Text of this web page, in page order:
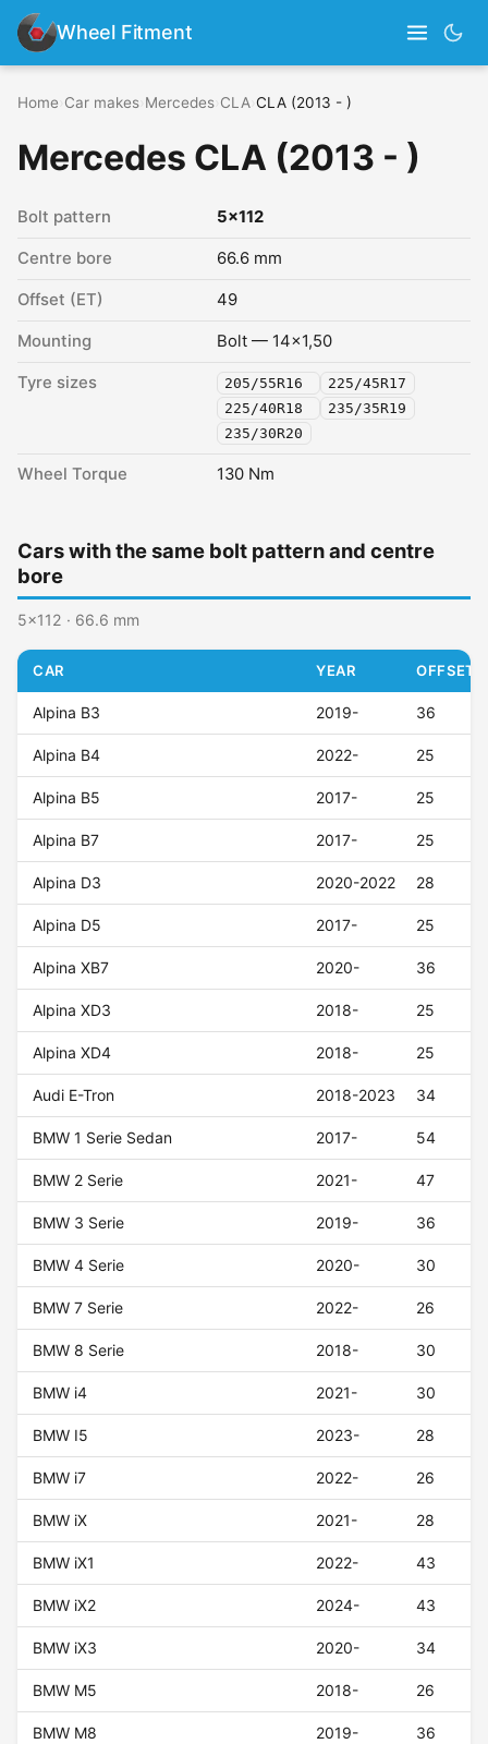
Wheel Fitment
Home Car makes Mercedes CLA CLA (2013 - )
Mercedes CLA (2013 - )
Bolt pattern 5x112
Centre bore 66.6 mm
Offset (ET) 49
Mounting Bolt — 14x1,50
Tyre sizes 205/55R16
225/45R17
225/40R18
235/35R19
235/30R20
Wheel Torque 130 Nm
Cars with the same bolt pattern and centre
bore
5x112 · 66.6 mm
CAR YEAR OFFSET
Alpina B3 2019- 36
Alpina B4 2022- 25
Alpina B5 2017- 25
Alpina B7 2017- 25
Alpina D3 2020-2022 28
Alpina D5 2017- 25
Alpina XB7 2020- 36
Alpina XD3 2018- 25
Alpina XD4 2018- 25
Audi E-Tron 2018-2023 34
BMW 1 Serie Sedan 2017- 54
BMW 2 Serie 2021- 47
BMW 3 Serie 2019- 36
BMW 4 Serie 2020- 30
BMW 7 Serie 2022- 26
BMW 8 Serie 2018- 30
BMW i4 2021- 30
BMW I5 2023- 28
BMW i7 2022- 26
BMW iX 2021- 28
BMW iX1 2022- 43
BMW iX2 2024- 43
BMW iX3 2020- 34
BMW M5 2018- 26
BMW M8 2019- 36